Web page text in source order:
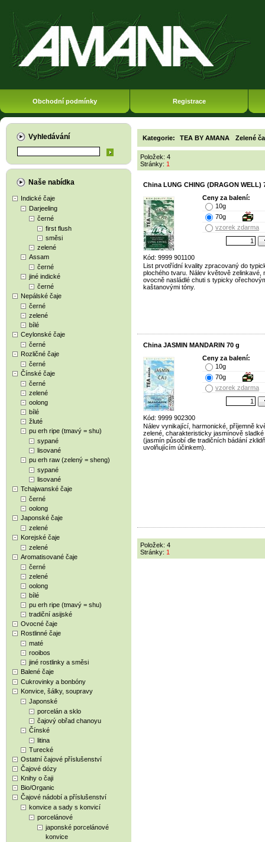
Obchodní podmínky Registrace
Vyhledávání
Naše nabídka
Indické čaje
Darjeeling
černé
first flush
směsi
zelené
Assam
černé
jiné indické
černé
Nepálské čaje
černé
zelené
bílé
Ceylonské čaje
černé
Rozličné čaje
černé
Čínské čaje
černé
zelené
oolong
bílé
žluté
pu erh ripe (tmavý = shu)
sypané
lisované
pu erh raw (zelený = sheng)
sypané
lisované
Tchajwanské čaje
černé
oolong
Japonské čaje
zelené
Korejské čaje
zelené
Aromatisované čaje
černé
zelené
oolong
bílé
pu erh ripe (tmavý = shu)
tradiční asijské
Ovocné čaje
Rostlinné čaje
maté
rooibos
jiné rostlinky a směsi
Balené čaje
Cukrovinky a bonbóny
Konvice, šálky, soupravy
Japonské
porcelán a sklo
čajový obřad chanoyu
Čínské
litina
Turecké
Ostatní čajové příslušenství
Čajové dózy
Knihy o čaji
Bio/Organic
Čajové nádobí a příslušenství
konvice a sady s konvicí
porcelánové
japonské porcelánové
konvice
Kategorie: TEA BY AMANA Zelené
Položek: 4
Stránky: 1
China LUNG CHING (DRAGON WELL)
Kód: 9999 901100
Ceny za balení:
10g
70g
vzorek zdarma
List prvotřídní kvality zpracovaný do
plochého tvaru. Nálev květově zelinkavé,
ovocně nasládlé chuti s typicky
kaštanovými tóny.
China JASMIN MANDARIN 70 g
Kód: 9999 902300
Ceny za balení:
10g
70g
vzorek zdarma
Nálev vynikající, harmonické, příjemně
zelené, charakteristicky jasmínově sladké
(jasmín působí dle tradičních bádání
uvolňujícím účinkem).
Položek: 4
Stránky: 1